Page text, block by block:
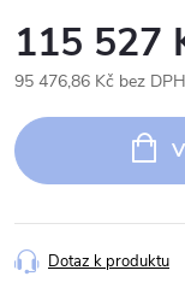
115 527
95 476,86 Kč bez DPH
cena:
Dotaz k produktu